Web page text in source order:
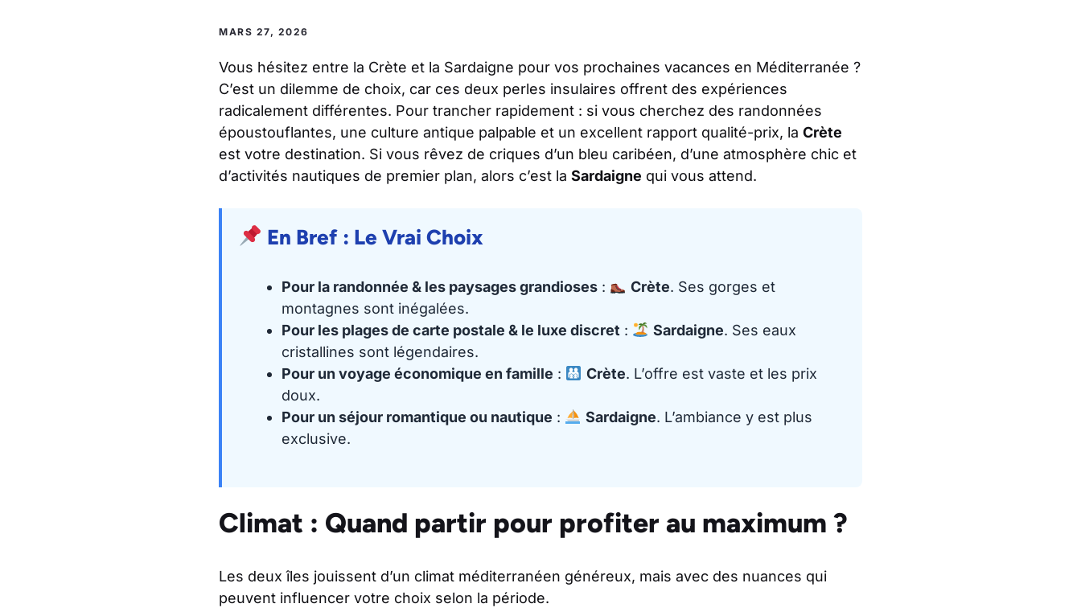
MARS 27, 2026
Vous hésitez entre la Crète et la Sardaigne pour vos prochaines vacances en Méditerranée ?
C’est un dilemme de choix, car ces deux perles insulaires offrent des expériences
radicalement différentes. Pour trancher rapidement : si vous cherchez des randonnées
époustouflantes, une culture antique palpable et un excellent rapport qualité-prix, la Crète
est votre destination. Si vous rêvez de criques d’un bleu caribéen, d’une atmosphère chic et
d’activités nautiques de premier plan, alors c’est la Sardaigne qui vous attend.
En Bref : Le Vrai Choix
Pour la randonnée & les paysages grandioses : Crète. Ses gorges et
montagnes sont inégalées.
Pour les plages de carte postale & le luxe discret : Sardaigne. Ses eaux
cristallines sont légendaires.
Pour un voyage économique en famille : Crète. L’offre est vaste et les prix
doux.
Pour un séjour romantique ou nautique : Sardaigne. L’ambiance y est plus
exclusive.
Climat : Quand partir pour profiter au maximum ?
Les deux îles jouissent d’un climat méditerranéen généreux, mais avec des nuances qui
peuvent influencer votre choix selon la période.